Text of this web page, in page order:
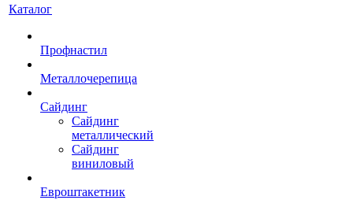
Каталог
Профнастил
Металлочерепица
Сайдинг
Сайдинг
металлический
Сайдинг
виниловый
Евроштакетник